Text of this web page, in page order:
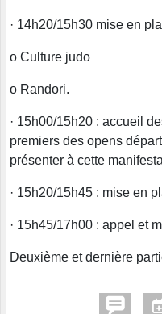
· 14h20/15h30 mise en
o Culture judo
o Randori.
· 15h00/15h20 : accueil
premiers des opens
présenter à cette
· 15h20/15h45 : mise en
· 15h45/17h00 : appel et
Deuxième et dernière